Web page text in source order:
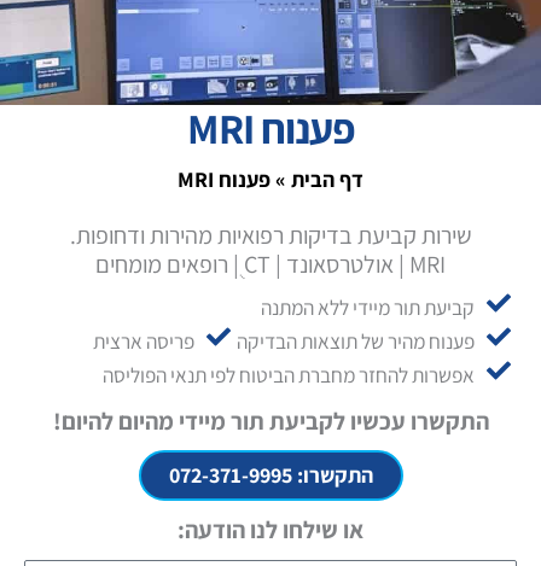
פענוח MRI
דף הבית »פענוח MRI
שירות קביעת בדיקות רפואיות מהירות ודחופות.
MRI | אולטרסאונד | CT ֻ| רופאים מומחים
קביעת תור מיידי ללא המתנה
פענוח מהיר של תוצאות הבדיקה
פריסה ארצית
אפשרות להחזר מחברת הביטוח לפי תנאי הפוליסה
התקשרו עכשיו לקביעת תור מיידי מהיום להיום!
התקשרו: 072-371-9995
או שילחו לנו הודעה: